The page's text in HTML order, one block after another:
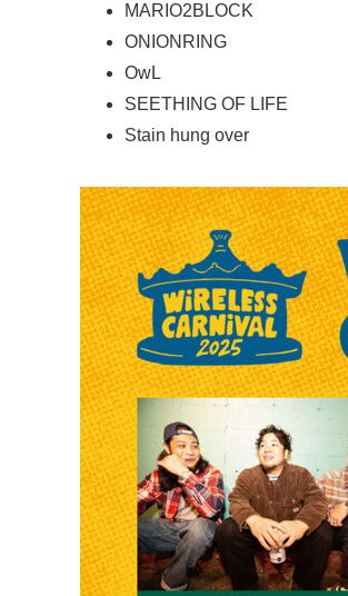
MARIO2BLOCK
ONIONRING
OwL
SEETHING OF LIFE
Stain hung over